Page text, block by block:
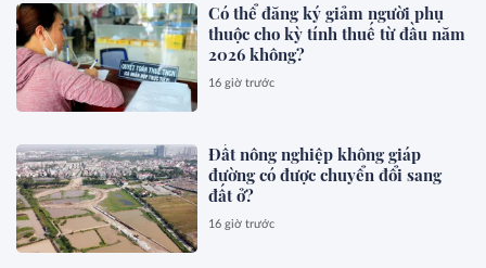
Có thể đăng ký giảm người phụ
thuộc cho kỳ tính thuế từ đầu năm
2026 không?
16 giờ trước
Đất nông nghiệp không giáp
đường có được chuyển đổi sang
đất ở?
16 giờ trước